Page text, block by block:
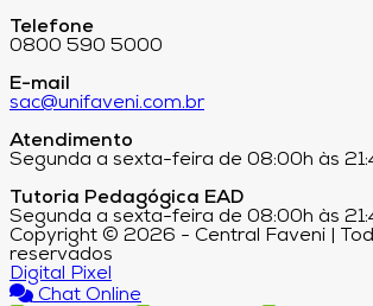
Telefone
0800 590 5000
E-mail
sac@unifaveni.com.br
Atendimento
Segunda a sexta-feira de 08:00h às
Tutoria Pedagógica EAD
Segunda a sexta-feira de 08:00h às
Copyright © 2026 - Central Faveni |
reservados
Digital Pixel
Chat Online